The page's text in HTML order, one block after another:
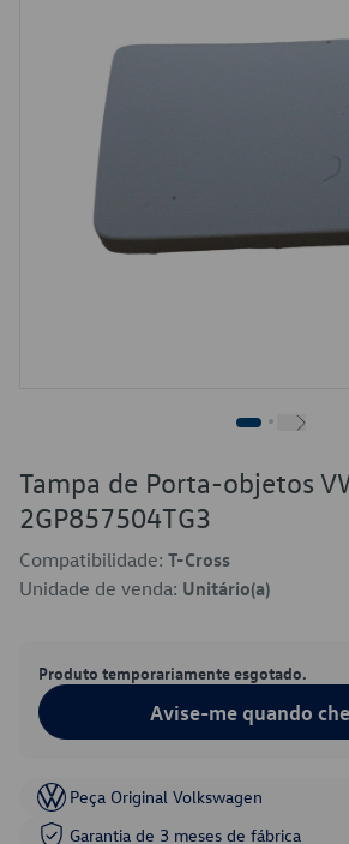
Tampa de Porta-objetos
2GP857504TG3
Compatibilidade: T-Cross
Unidade de venda: Unitário(a)
Produto temporariamente esgotado.
Avise-me quando
Peça Original Volkswagen
Garantia de 3 meses de fábrica